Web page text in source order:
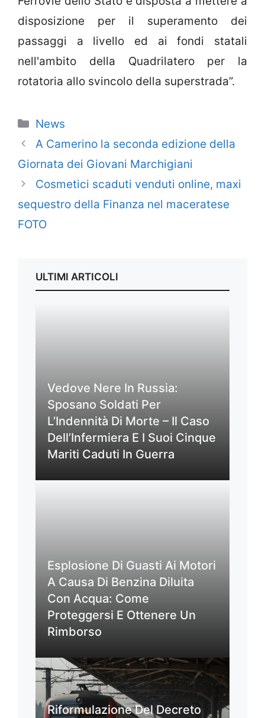
disposizione per il superamento dei
passaggi a livello ed ai fondi statali
nell'ambito della Quadrilatero per la
rotatoria allo svincolo della superstrada”.
Categorie
News
A Camerino la seconda edizione della
Giornata dei Giovani Marchigiani
Cosmetici scaduti venduti online, maxi
sequestro della Finanza nel maceratese
FOTO
ULTIMI ARTICOLI
Vedove Nere In Russia:
Sposano Soldati Per
L’Indennità Di Morte – Il Caso
Dell’Infermiera E I Suoi Cinque
Mariti Caduti In Guerra
Esplosione Di Guasti Ai Motori
A Causa Di Benzina Diluita
Con Acqua: Come
Proteggersi E Ottenere Un
Rimborso
Riformulazione Del Decreto